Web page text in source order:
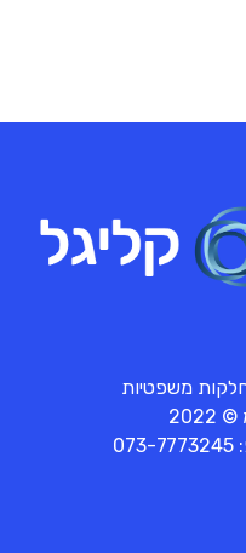
משפטיות
073-7773245